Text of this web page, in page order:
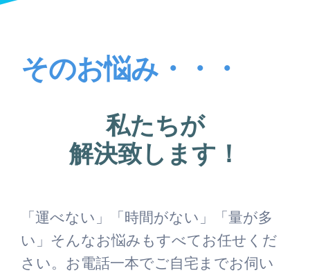
そのお悩み・・・
私たちが
解決致します！
「運べない」「時間がない」「量が多
い」そんなお悩みもすべてお任せくだ
さい。お電話一本でご自宅までお伺い